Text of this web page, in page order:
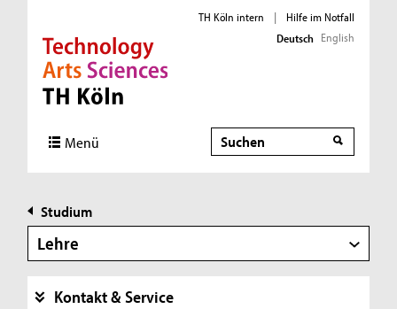
Direkt zur Hauptnavigation
Direkt zur Subnavigation
Direkt zum Inhalt
Direkt zum Fußbereich
TH Köln intern |
Hilfe im Notfall
Deutsch English
Menü Suche
Suche
Studium
Lehre
Kontakt & Service